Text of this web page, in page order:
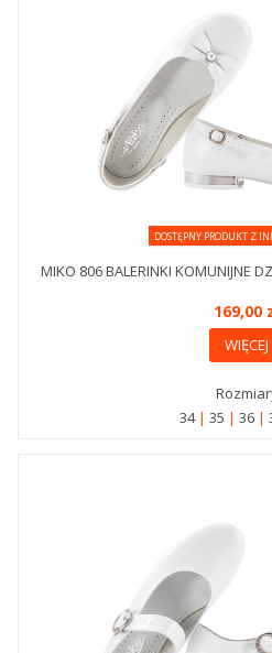
DOSTĘPNY PRODUKT Z
MIKO 806 BALERINKI KOMUNIJNE
169,00
WIĘCEJ
34
35 36